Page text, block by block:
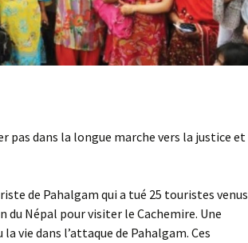
pas dans la longue marche vers la justice et
de Pahalgam qui a tué 25 touristes venus
du Népal pour visiter le Cachemire. Une
vie dans l’attaque de Pahalgam. Ces